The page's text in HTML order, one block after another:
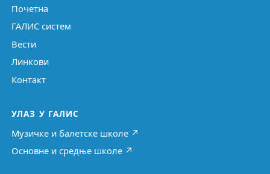
Почетна
ГАЛИС систем
Вести
Линкови
Контакт
УЛАЗ У ГАЛИС
Музичке и балетске школе ↗
Основне и средње школе ↗